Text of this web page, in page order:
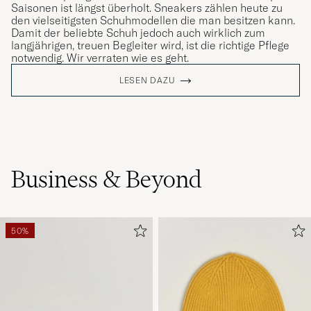
Saisonen ist längst überholt. Sneakers zählen heute zu
den vielseitigsten Schuhmodellen die man besitzen kann.
Damit der beliebte Schuh jedoch auch wirklich zum
langjährigen, treuen Begleiter wird, ist die richtige Pflege
notwendig. Wir verraten wie es geht.
LESEN DAZU
Business & Beyond
50%